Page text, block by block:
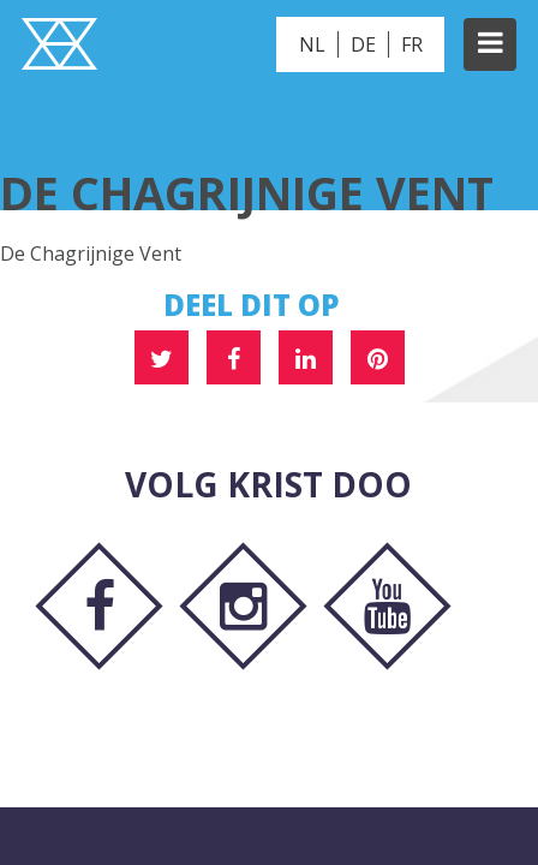
NL DE FR
DE CHAGRIJNIGE VENT
De Chagrijnige Vent
DEEL DIT OP
VOLG KRIST DOO